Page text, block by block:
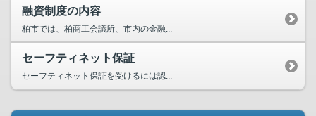
融資制度の内容
柏市では、柏商工会議所、市内の金融...
セーフティネット保証
セーフティネット保証を受けるには認...